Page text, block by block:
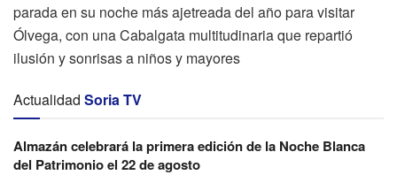
parada en su noche más ajetreada del año para visitar
Ólvega, con una Cabalgata multitudinaria que repartió
ilusión y sonrisas a niños y mayores
Actualidad Soria TV
Almazán celebrará la primera edición de la Noche Blanca
del Patrimonio el 22 de agosto